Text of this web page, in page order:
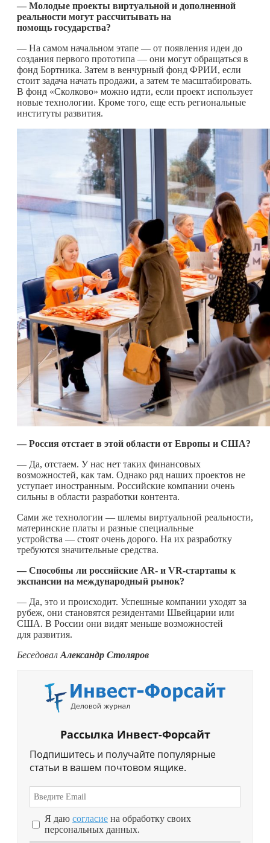
— Молодые проекты виртуальной и дополненной
реальности могут рассчитывать на
помощь государства?
— На самом начальном этапе — от появления идеи до
создания первого прототипа — они могут обращаться в
фонд Бортника. Затем в венчурный фонд ФРИИ, если
стоит задача начать продажи, а затем те масштабировать.
В фонд «Сколково» можно идти, если проект использует
новые технологии. Кроме того, еще есть региональные
институты развития.
— Россия отстает в этой области от Европы и США?
— Да, отстаем. У нас нет таких финансовых
возможностей, как там. Однако ряд наших проектов не
уступает иностранным. Российские компании очень
сильны в области разработки контента.
Сами же технологии — шлемы виртуальной реальности,
материнские платы и разные специальные
устройства — стоят очень дорого. На их разработку
требуются значительные средства.
— Способны ли российские AR- и VR-стартапы к
экспансии на международный рынок?
— Да, это и происходит. Успешные компании уходят за
рубеж, они становятся резидентами Швейцарии или
США. В России они видят меньше возможностей
для развития.
Беседовал Александр Столяров
Рассылка Инвест-Форсайт
Подпишитесь и получайте популярные
статьи в вашем почтовом ящике.
Я даю согласие на обработку своих
персональных данных.